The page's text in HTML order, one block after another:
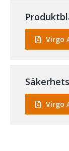
Virgo
Virgo